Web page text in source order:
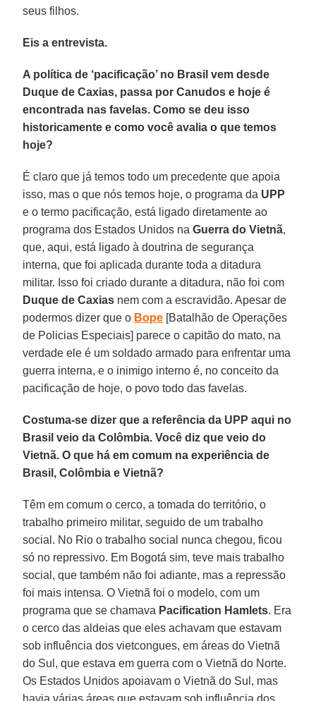
seus filhos.
Eis a entrevista.
A política de ‘pacificação’ no Brasil vem desde
Duque de Caxias, passa por Canudos e hoje é
encontrada nas favelas. Como se deu isso
historicamente e como você avalia o que temos
hoje?
É claro que já temos todo um precedente que apoia
isso, mas o que nós temos hoje, o programa da UPP
e o termo pacificação, está ligado diretamente ao
programa dos Estados Unidos naGuerra do Vietnã,
que, aqui, está ligado à doutrina de segurança
interna, que foi aplicada durante toda a ditadura
militar. Isso foi criado durante a ditadura, não foi com
Duque de Caxias nem com a escravidão. Apesar de
podermos dizer que o Bope [Batalhão de Operações
de Policias Especiais] parece o capitão do mato, na
verdade ele é um soldado armado para enfrentar uma
guerra interna, e o inimigo interno é, no conceito da
pacificação de hoje, o povo todo das favelas.
Costuma-se dizer que a referência da UPP aqui no
Brasil veio da Colômbia. Você diz que veio do
Vietnã. O que há em comum na experiência de
Brasil, Colômbia e Vietnã?
Têm em comum o cerco, a tomada do território, o
trabalho primeiro militar, seguido de um trabalho
social. No Rio o trabalho social nunca chegou, ficou
só no repressivo. Em Bogotá sim, teve mais trabalho
social, que também não foi adiante, mas a repressão
foi mais intensa. O Vietnã foi o modelo, com um
programa que se chamava Pacification Hamlets. Era
o cerco das aldeias que eles achavam que estavam
sob influência dos vietcongues, em áreas do Vietnã
do Sul, que estava em guerra com o Vietnã do Norte.
Os Estados Unidos apoiavam o Vietnã do Sul, mas
havia várias áreas que estavam sob influência dos